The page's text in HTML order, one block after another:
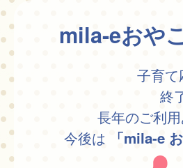
mila-eおや
子育
終
長年のご利
今後は
「mila-e